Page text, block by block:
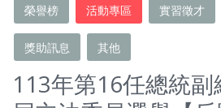
榮譽榜 活動專區 實習徵才
獎助訊息 其他
113年第16任總統副